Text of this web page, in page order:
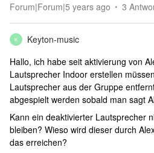
Forum|Forum|5 years ago 3
K
Keyton-music
Hallo, ich habe seit aktivierung von
Lautsprecher Indoor erstellen
Lautsprecher aus der Gruppe
abgespielt werden sobald man sagt
Kann ein deaktivierter Lautsprecher
bleiben? Wieso wird dieser durch
das erreichen?